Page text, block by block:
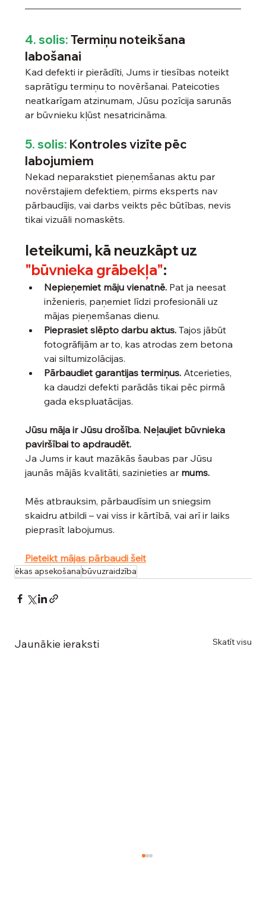
4. solis: Termiņu noteikšana
labošanai
Kad defekti ir pierādīti, Jums ir tiesības noteikt
saprātīgu termiņu to novēršanai. Pateicoties
neatkarīgam atzinumam, Jūsu pozīcija sarunās
ar būvnieku kļūst nesatricināma.
5. solis: Kontroles vizīte pēc
labojumiem
Nekad neparakstiet pieņemšanas aktu par
novērstajiem defektiem, pirms eksperts nav
pārbaudījis, vai darbs veikts pēc būtības, nevis
tikai vizuāli nomaskēts.
Ieteikumi, kā neuzkāpt uz
"būvnieka grābekļa":
Nepieņemiet māju vienatnē. Pat ja neesat
inženieris, paņemiet līdzi profesionāli uz
mājas pieņemšanas dienu.
Pieprasiet slēpto darbu aktus. Tajos jābūt
fotogrāfijām ar to, kas atrodas zem betona
vai siltumizolācijas.
Pārbaudiet garantijas termiņus. Atcerieties,
ka daudzi defekti parādās tikai pēc pirmā
gada ekspluatācijas.
Jūsu māja ir Jūsu drošība. Neļaujiet būvnieka
paviršībai to apdraudēt.
Ja Jums ir kaut mazākās šaubas par Jūsu
jaunās mājās kvalitāti, sazinieties ar mums.
Mēs atbrauksim, pārbaudīsim un sniegsim
skaidru atbildi – vai viss ir kārtībā, vai arī ir laiks
pieprasīt labojumus.
Pieteikt mājas pārbaudi šeit
ēkas apsekošanabūvuzraidzība
Jaunākie ieraksti Skatīt visu